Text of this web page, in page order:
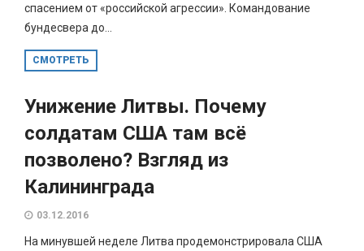
спасением от «российской агрессии». Командование
бундесвера до...
СМОТРЕТЬ
Унижение Литвы. Почему
солдатам США там всё
позволено? Взгляд из
Калининграда
03.12.2016
На минувшей неделе Литва продемонстрировала США